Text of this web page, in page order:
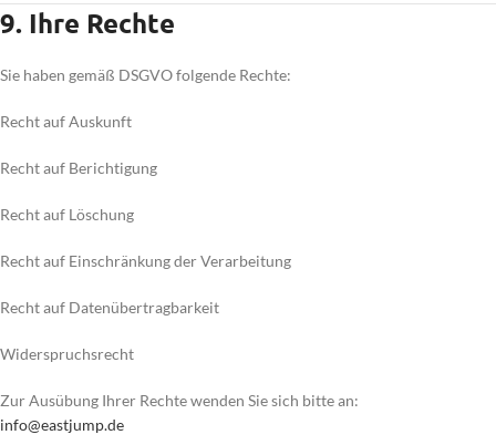
9. Ihre Rechte
Sie haben gemäß DSGVO folgende Rechte:
Recht auf Auskunft
Recht auf Berichtigung
Recht auf Löschung
Recht auf Einschränkung der Verarbeitung
Recht auf Datenübertragbarkeit
Widerspruchsrecht
Zur Ausübung Ihrer Rechte wenden Sie sich bitte an:
info@eastjump.de